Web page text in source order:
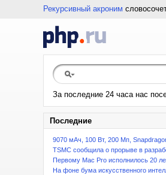
Рекурсивный акроним
За последние 24 часа нас
Последние
9070 мАч, 100 Вт, 200 Мп, Snapdragon
TSMC сообщила о прорыве в
Первому Mac Pro исполнилось 20
На фоне бума искусственного